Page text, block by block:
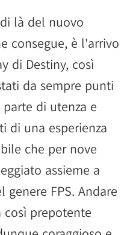
là del nuovo
consegue, è l'arrivo
di Destiny, così
da sempre punti
di utenza e
di una esperienza
che per nove
assieme a
FPS. Andare
prepotente